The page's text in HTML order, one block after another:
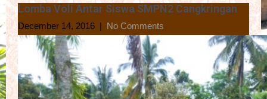
Lomba Voli Antar Siswa SMPN2 Cangkringan
December 14, 2016 | No Comments